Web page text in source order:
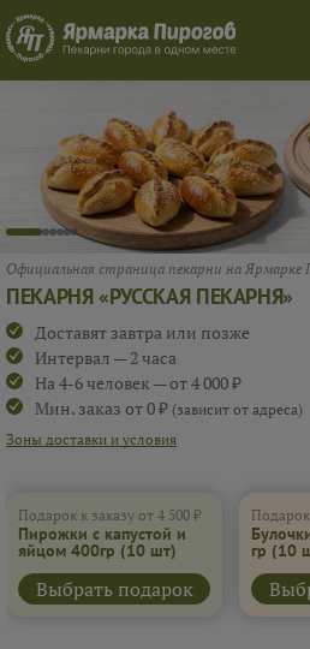
ПЕКАРНЯ «РУССКАЯ ПЕКАРНЯ»
Официальная страница пекарни на Ярмарке
Доставят завтра или позже
Интервал — 2 часа
На 4-6 человек — от 4 000 ₽
Мин. заказ от 0 ₽ (зависит от адреса)
Зоны доставки и условия
Подарок к заказу от 4 500 ₽
Пирожки с капустой и
яйцом 400гр (10 шт)
Выбрать подарок
Подарок
гр (10